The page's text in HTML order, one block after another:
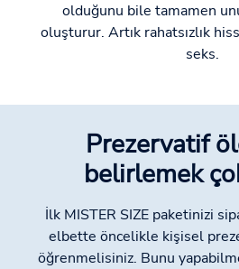
olduğunu bile tamamen
oluşturur. Artık rahatsızlık
seks.
Prezervatif
belirlemek
İlk MISTER SIZE paketinizi
elbette öncelikle kişisel
öğrenmelisiniz. Bunu